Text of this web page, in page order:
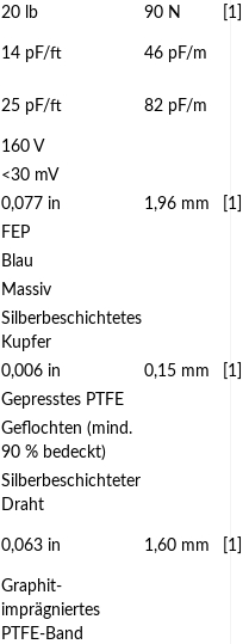
20 lb 90 N
[1]
14 pF/ft 46 pF/m
25 pF/ft 82 pF/m
160 V
<30 mV
0,077 in 1,96 mm
[1]
FEP
Blau
Massiv
Silberbeschichtetes
Kupfer
0,006 in 0,15 mm
[1]
Gepresstes PTFE
Geflochten (mind.
90 % bedeckt)
Silberbeschichteter
Draht
0,063 in 1,60 mm [1]
Graphit-
imprägniertes
PTFE-Band